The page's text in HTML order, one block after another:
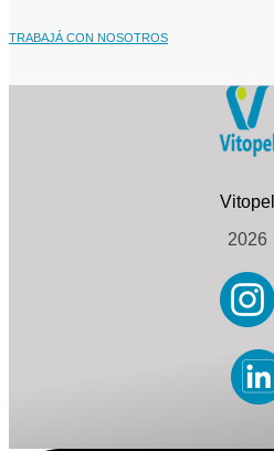
TRABAJÁ CON NOSOTROS
2026